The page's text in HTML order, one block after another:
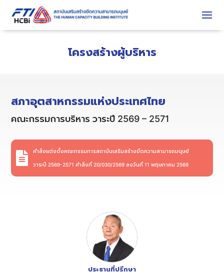
โครงสร้างผู้บริหาร
สภาอุตสาหกรรมแห่งประเทศไทย
คณะกรรมการบริหาร วาระปี 2569 – 2571
 คำสั่งแต่งตั้งคณะกรรมการสถาบันเสริมสร้างขีดความสามารถมนุษย์
วาระปี 2569-2571 คำสั่งที่ 20/030/2569 ลงวันที่ 11 พฤษภาคม 2569
ประธานที่ปรึกษา